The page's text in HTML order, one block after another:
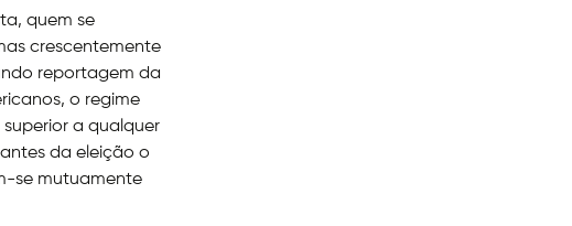
quem se
crescentemente
reportagem da
o regime
superior a qualquer
da eleição o
se mutuamente